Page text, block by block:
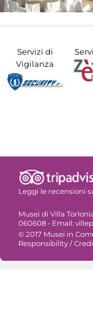
Servizi di
Vigilanza
Leggi le recensioni
Musei di Villa
060608 - Email:
© 2017 Musei in
Responsibility /